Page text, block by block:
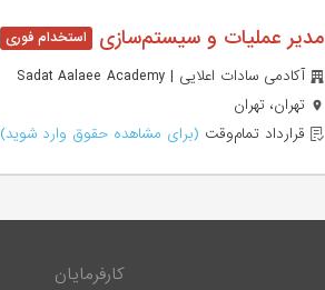
مدیر عملیات و سیستم‌سازی
آکادمی سادات اعلایی | Sadat Aalaee Academy
تهران، تهران
قرارداد تمام‌وقت (برای مشاهده حقوق وارد شوید)
کارفرمایان